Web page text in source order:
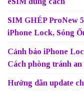
SIM GHÉP ProNew
iPhone Lock, Sóng
Cảnh báo iPhone
Cách phòng tránh an
Hướng dẫn update